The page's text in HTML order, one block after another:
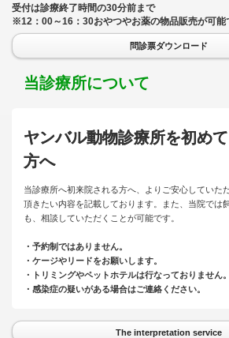
受付は診療終了時間の30分前まで
※12：00～16：30おやつやお薬の物品販売が可能
問診票ダウンロード
当診療所について
ヤンバル動物診療所を初め
方へ
当診療所へ初来院される方へ、よりご安心していた
頂きたい内容を記載しております。また、当院では
も、相談していただくことが可能です。
・予約制ではありません。
・ケージやリードをお願いします。
・トリミングやペットホテルは行なっておりません。
・感染症の疑いがある場合はご連絡ください。
The interpretation service